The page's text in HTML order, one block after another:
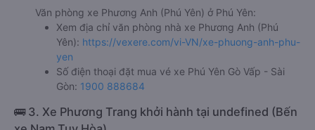
Văn phòng xe Phương Anh (Phú Yên) ở Phú Yên:
Xem địa chỉ văn phòng nhà xe Phương Anh (Phú
Yên): https://vexere.com/vi-VN/xe-phuong-anh-phu-
yen
Số điện thoại đặt mua vé xe Phú Yên Gò Vấp - Sài
Gòn: 1900 888684
🚌 3. Xe Phương Trang khởi hành tại undefined (Bến